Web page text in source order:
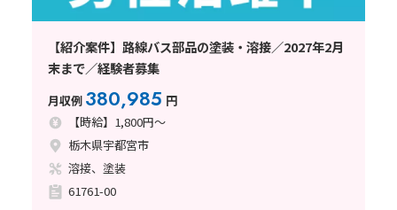
【紹介案件】路線バス部品の塗装・溶接／2027年2月
末まで／経験者募集
月収例 380,985 円
【時給】1,800円～
栃木県宇都宮市
溶接、塗装
61761-00